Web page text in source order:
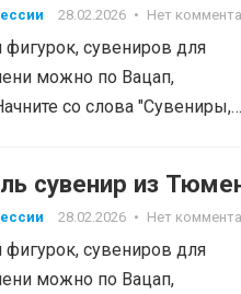
28.02.2026 • Нет
фигурок, сувениров для
можно по Вацап,
со слова "Сувениры,
сувенир из
28.02.2026 • Нет
фигурок, сувениров для
можно по Вацап,